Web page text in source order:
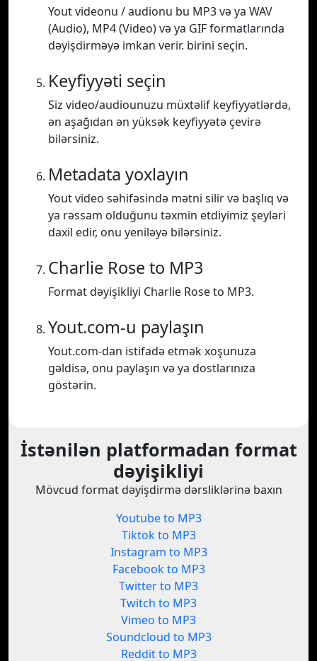
Yout videonu / audionu bu MP3 və ya WAV
(Audio), MP4 (Video) və ya GIF formatlarında
dəyişdirməyə imkan verir. birini seçin.
Keyfiyyəti seçin
Siz video/audiounuzu müxtəlif keyfiyyətlərdə,
ən aşağıdan ən yüksək keyfiyyətə çevirə
bilərsiniz.
Metadata yoxlayın
Yout video səhifəsində mətni silir və başlıq və
ya rəssam olduğunu təxmin etdiyimiz şeyləri
daxil edir, onu yeniləyə bilərsiniz.
Charlie Rose to MP3
Format dəyişikliyi Charlie Rose to MP3.
Yout.com-u paylaşın
Yout.com-dan istifadə etmək xoşunuza
gəldisə, onu paylaşın və ya dostlarınıza
göstərin.
İstənilən platformadan format
dəyişikliyi
Mövcud format dəyişdirmə dərsliklərinə baxın
Youtube to MP3
Tiktok to MP3
Instagram to MP3
Facebook to MP3
Twitter to MP3
Twitch to MP3
Vimeo to MP3
Soundcloud to MP3
Reddit to MP3